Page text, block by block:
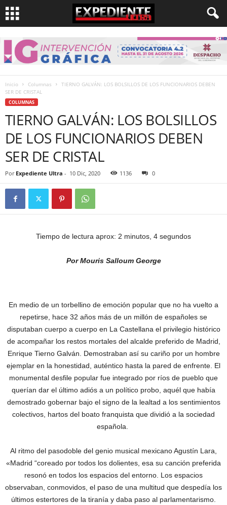
Inicio Columnas
TIERNO GALVÁN: LOS BOLSILLOS DE LOS FUNCIONARIOS DEBEN
SER DE CRISTAL
COLUMNAS
TIERNO GALVÁN: LOS BOLSILLOS
DE LOS FUNCIONARIOS DEBEN
SER DE CRISTAL
Por Expediente Ultra - 10 Dic, 2020 1136 0
Tiempo de lectura aprox: 2 minutos, 4 segundos
Por Mouris Salloum George
En medio de un torbellino de emoción popular que no ha vuelto a
repetirse, hace 32 años más de un millón de españoles se
disputaban cuerpo a cuerpo en La Castellana el privilegio histórico
de acompañar los restos mortales del alcalde preferido de Madrid,
Enrique Tierno Galván.‎ Demostraban así su cariño por un hombre
ejemplar en la honestidad, auténtico hasta la pared de enfrente. El
monumental desfile popular fue integrado por ríos de pueblo que
querían dar el último adiós a un político probo, aquél que había
demostrado gobernar bajo el signo de la lealtad a los sentimientos
colectivos, hartos del boato franquista que dividió a la sociedad
española.
Al ritmo del pasodoble del genio musical mexicano Agustín Lara,
«Madrid “coreado por todos los dolientes, esa su canción preferida
resonó en todos los espacios del entorno. Los espacios
observaban, conmovidos, el paso de una multitud que despedía los
últimos estertores de la tiranía y daba paso al parlamentarismo.